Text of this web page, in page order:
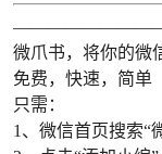
微爪书，将你的微
免费，快速，简单
只需：
1、微信首页搜索“